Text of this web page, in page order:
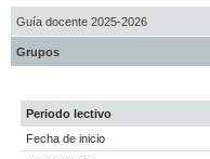
Guía docente 2025-2026
Grupos
Periodo lectivo
Fecha de inicio